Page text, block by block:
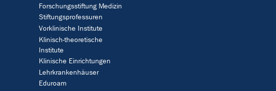
Forschungsstiftung Medizin
Stiftungsprofessuren
Vorklinische Institute
Klinisch-theoretische
Institute
Klinische Einrichtungen
Lehrkrankenhäuser
Eduroam